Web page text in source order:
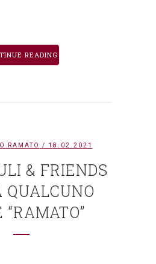
READING
RAMATO / 18.02.2021
& FRIENDS
QUALCUNO
“RAMATO”